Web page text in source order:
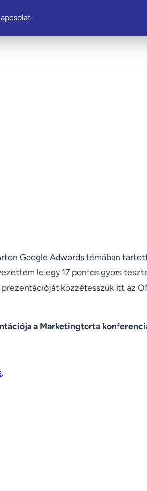
Google Adwords témában
le egy 17 pontos gyors
közzétesszük itt az
a Marketingtorta
.